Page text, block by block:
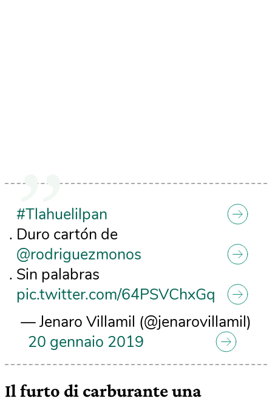
#Tlahuelilpan
. Duro cartón de
@rodriguezmonos
. Sin palabras
pic.twitter.com/64PSVChxGq
— Jenaro Villamil (@jenarovillamil)
20 gennaio 2019
Il furto di carburante una